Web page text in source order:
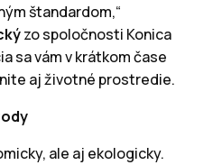
štandardom,“
zo spoločnosti Konica
sa vám v krátkom čase
aj životné prostredie.
ale aj ekologicky.